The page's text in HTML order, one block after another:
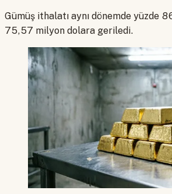
Gümüş ithalatı aynı dönemde yüzde
75,57 milyon dolara geriledi.